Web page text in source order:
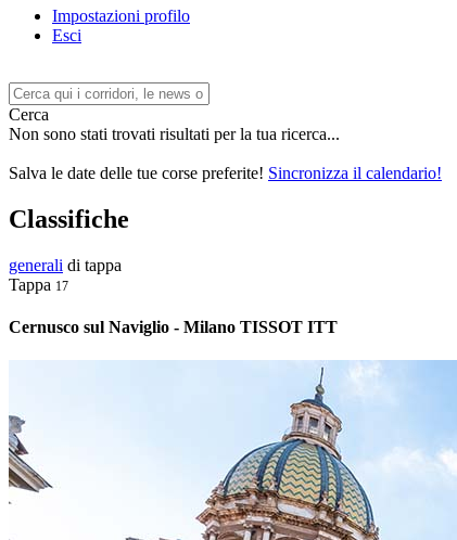
Impostazioni profilo
Esci
Cerca
Non sono stati trovati risultati per la tua ricerca...
Salva le date delle tue corse preferite! Sincronizza il calendario!
Classifiche
generali di tappa
Tappa 17
Cernusco sul Naviglio - Milano TISSOT ITT